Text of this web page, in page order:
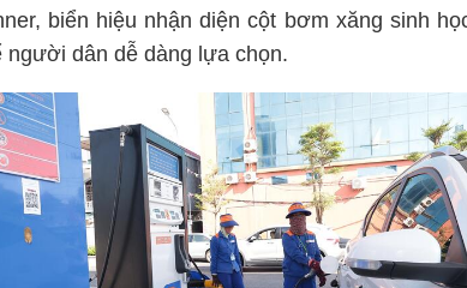
biển hiệu nhận diện cột bơm xăng sinh
dân dễ dàng lựa chọn.